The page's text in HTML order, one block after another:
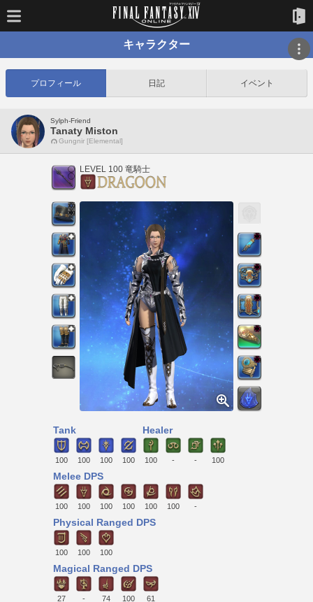
キャラクター
プロフィール 日記 イベント
Sylph-Friend
Tanaty Miston
Gungnir [Elemental]
LEVEL 100 竜騎士
Tank
100 100 100 100
Healer
100 - - 100
Melee DPS
100 100 100 100 100 100 -
Physical Ranged DPS
100 100 100
Magical Ranged DPS
27 - 74 100 61